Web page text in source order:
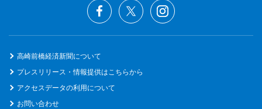
高崎前橋経済新聞について
プレスリリース・情報提供はこちらから
アクセスデータの利用について
お問い合わせ